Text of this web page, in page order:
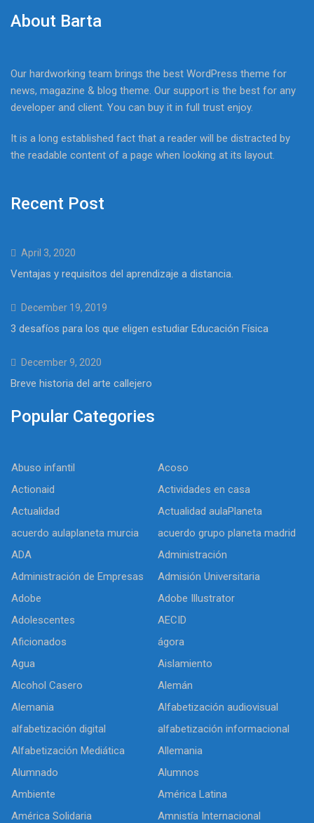
About Barta
Our hardworking team brings the best WordPress theme for
news, magazine & blog theme. Our support is the best for any
developer and client. You can buy it in full trust enjoy.
It is a long established fact that a reader will be distracted by
the readable content of a page when looking at its layout.
Recent Post
April 3, 2020
Ventajas y requisitos del aprendizaje a distancia.
December 19, 2019
3 desafíos para los que eligen estudiar Educación Física
December 9, 2020
Breve historia del arte callejero
Popular Categories
Abuso infantil
Acoso
Actionaid
Actividades en casa
Actualidad
Actualidad aulaPlaneta
acuerdo aulaplaneta murcia
acuerdo grupo planeta madrid
ADA
Administración
Administración de Empresas
Admisión Universitaria
Adobe
Adobe Illustrator
Adolescentes
AECID
Aficionados
ágora
Agua
Aislamiento
Alcohol Casero
Alemán
Alemania
Alfabetización audiovisual
alfabetización digital
alfabetización informacional
Alfabetización Mediática
Allemania
Alumnado
Alumnos
Ambiente
América Latina
América Solidaria
Amnistía Internacional